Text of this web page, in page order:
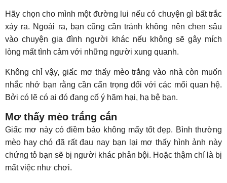
Hãy chọn cho mình một đường lui nếu có chuyện gì bất trắc
xảy ra. Ngoài ra, bạn cũng cần tránh không nên chen sâu
vào chuyện gia đình người khác nếu không sẽ gây mích
lòng mất tình cảm với những người xung quanh.
Không chỉ vậy, giấc mơ thấy mèo trắng vào nhà còn muốn
nhắc nhở bạn rằng cần cẩn trọng đối với các mối quan hệ.
Bởi có lẽ có ai đó đang cố ý hãm hại, hạ bệ bạn.
Mơ thấy mèo trắng cắn
Giấc mơ này có điềm báo không mấy tốt đẹp. Bình thường
mèo hay chó đã rất đau nay bạn lại mơ thấy hình ảnh này
chứng tỏ bạn sẽ bị người khác phản bội. Hoặc thậm chí là bị
mất việc như chơi.